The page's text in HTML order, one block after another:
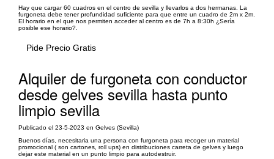
Hay que cargar 60 cuadros en el centro de sevilla y llevarlos a dos hermanas. La
furgoneta debe tener profundidad suficiente para que entre un cuadro de 2m x 2m.
El horario en el que nos permiten acceder al centro es de 7h a 8:30h ¿Sería
posible ese horario?.
Pide Precio Gratis
Alquiler de furgoneta con conductor
desde gelves sevilla hasta punto
limpio sevilla
Publicado el 23-5-2023 en Gelves (Sevilla)
Buenos días, necesitaria una persona con furgoneta para recoger un material
promocional ( son cartones, roll ups) en distribuciones carreta de gelves y luego
dejar este material en un punto limpio para autodestruir.